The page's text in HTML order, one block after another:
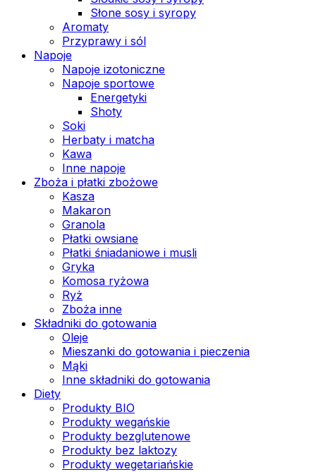
Słone sosy i syropy
Aromaty
Przyprawy i sól
Napoje
Napoje izotoniczne
Napoje sportowe
Energetyki
Shoty
Soki
Herbaty i matcha
Kawa
Inne napoje
Zboża i płatki zbożowe
Kasza
Makaron
Granola
Płatki owsiane
Płatki śniadaniowe i musli
Gryka
Komosa ryżowa
Ryż
Zboża inne
Składniki do gotowania
Oleje
Mieszanki do gotowania i pieczenia
Mąki
Inne składniki do gotowania
Diety
Produkty BIO
Produkty wegańskie
Produkty bezglutenowe
Produkty bez laktozy
Produkty wegetariańskie